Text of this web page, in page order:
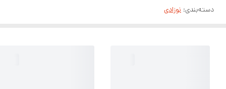
دسته‌بندی: نوزادی